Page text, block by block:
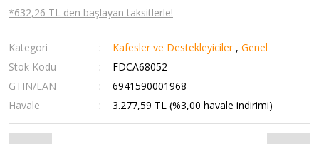
*632,26 TL den başlayan taksitlerle!
Kategori Kafesler ve Destekleyiciler ,Genel
Stok Kodu
FDCA68052
GTIN/EAN
6941590001968
Havale
3.277,59 TL (%3,00 havale indirimi)